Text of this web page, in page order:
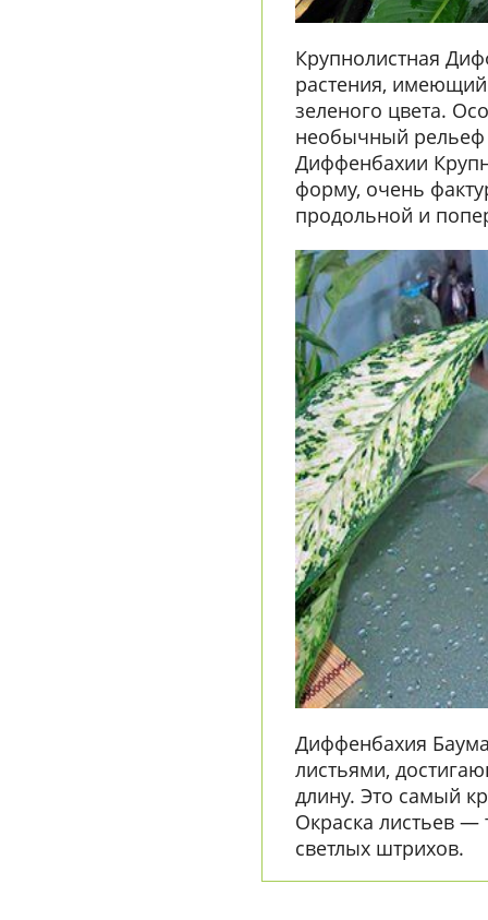
Крупнолистная
растения,
зеленого цвета.
необычный рельеф
Диффенбахии
форму, очень
продольной и
Диффенбахия
листьями,
длину. Это самый
Окраска листьев —
светлых штрихов.